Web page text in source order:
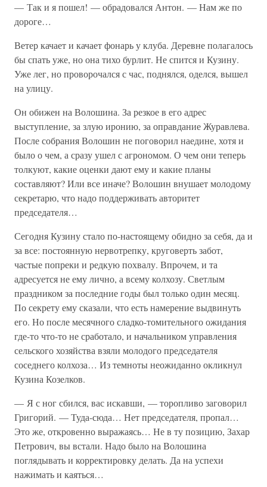
— Так и я пошел! — обрадовался Антон. — Нам же по
дороге…
Ветер качает и качает фонарь у клуба. Деревне полагалось
бы спать уже, но она тихо бурлит. Не спится и Кузину.
Уже лег, но проворочался с час, поднялся, оделся, вышел
на улицу.
Он обижен на Волошина. За резкое в его адрес
выступление, за злую иронию, за оправдание Журавлева.
После собрания Волошин не поговорил наедине, хотя и
было о чем, а сразу ушел с агрономом. О чем они теперь
толкуют, какие оценки дают ему и какие планы
составляют? Или все иначе? Волошин внушает молодому
секретарю, что надо поддерживать авторитет
председателя…
Сегодня Кузину стало по-настоящему обидно за себя, да и
за все: постоянную нервотрепку, круговерть забот,
частые попреки и редкую похвалу. Впрочем, и та
адресуется не ему лично, а всему колхозу. Светлым
праздником за последние годы был только один месяц.
По секрету ему сказали, что есть намерение выдвинуть
его. Но после месячного сладко-томительного ожидания
где-то что-то не сработало, и начальником управления
сельского хозяйства взяли молодого председателя
соседнего колхоза… Из темноты неожиданно окликнул
Кузина Козелков.
— Я с ног сбился, вас искавши, — торопливо заговорил
Григорий. — Туда-сюда… Нет председателя, пропал…
Это же, откровенно выражаясь… Не в ту позицию, Захар
Петрович, вы встали. Надо было на Волошина
поглядывать и корректировку делать. Да на успехи
нажимать и каяться…